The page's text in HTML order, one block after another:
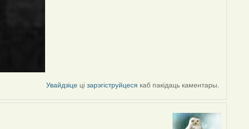
Увайдзіце цізарэгіструйцеся каб пакідаць каментары.